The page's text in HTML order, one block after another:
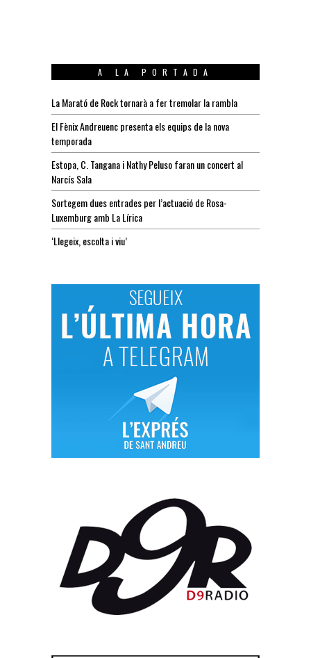
A LA PORTADA
La Marató de Rock tornarà a fer tremolar la rambla
El Fènix Andreuenc presenta els equips de la nova
temporada
Estopa, C. Tangana i Nathy Peluso faran un concert al
Narcís Sala
Sortegem dues entrades per l’actuació de Rosa-
Luxemburg amb La Lírica
‘Llegeix, escolta i viu’